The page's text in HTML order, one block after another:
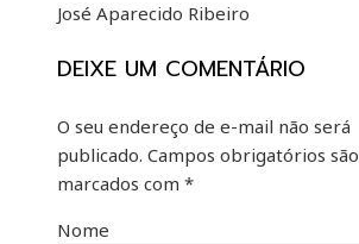
José Aparecido Ribeiro
DEIXE UM COMENTÁRIO
O seu endereço de e-mail não será
publicado. Campos obrigatórios são
marcados com *
Nome